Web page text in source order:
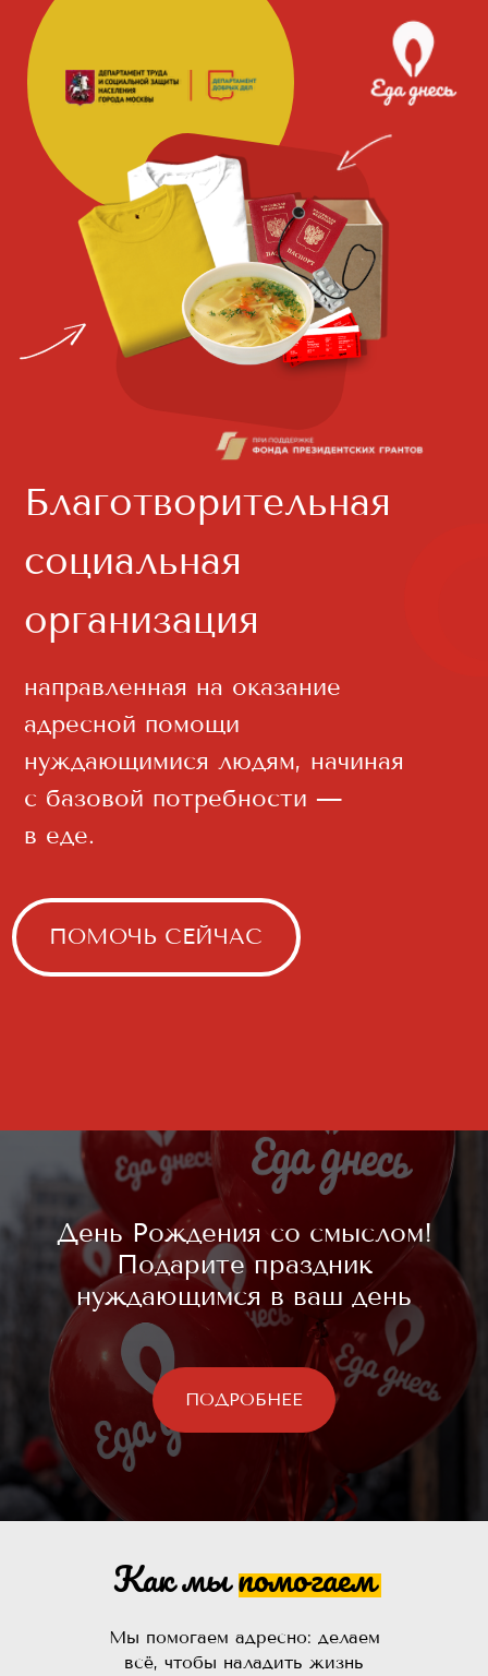
направленная на оказание
адресной помощи
с базовой потребности —
Благотворительная
День Рождения со смыслом!
Подарите праздник
нуждающимся в ваш день
ПОДРОБНЕЕ
Как мы помогаем
Мы помогаем адресно: делаем
всё, чтобы наладить жизнь